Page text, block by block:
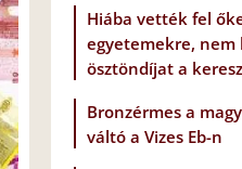
Hiába vették fel
egyetemekre, nem
ösztöndíjat a
Bronzérmes a
váltó a Vizes Eb-n